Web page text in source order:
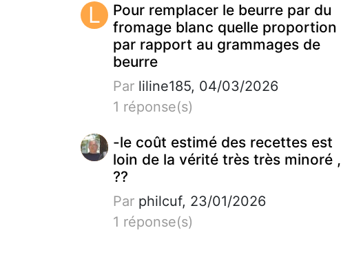
L
Pour remplacer le beurre par du
fromage blanc quelle proportion
par rapport au grammages de
beurre
Par liline185, 04/03/2026
1 réponse(s)
-le coût estimé des recettes est
loin de la vérité très très minoré ,
??
Par philcuf, 23/01/2026
1 réponse(s)